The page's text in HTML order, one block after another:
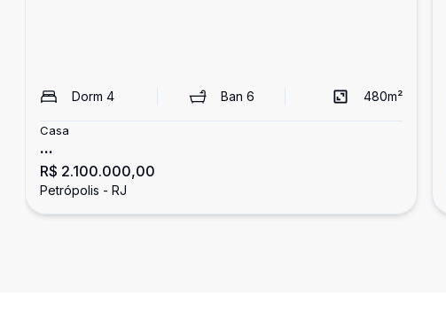
Dorm 4 Ban 6 480m²
Casa
...
R$ 2.100.000,00
Petrópolis - RJ